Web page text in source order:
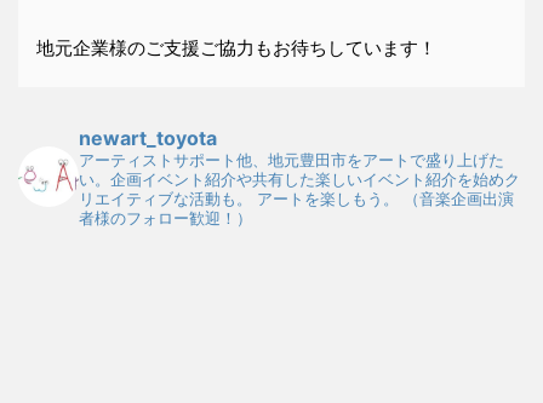
地元企業様のご支援ご協力もお待ちしています！
newart_toyota
アーティストサポート他、地元豊田市をアートで盛り上げた
い。企画イベント紹介や共有した楽しいイベント紹介を始めク
リエイティブな活動も。
アートを楽しもう。
（音楽企画出演
者様のフォロー歓迎！）